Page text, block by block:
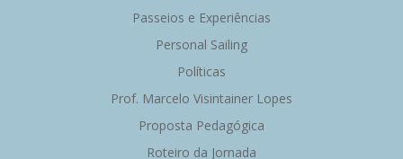
Passeios e Experiências
Personal Sailing
Políticas
Prof. Marcelo Visintainer Lopes
Proposta Pedagógica
Roteiro da Jornada